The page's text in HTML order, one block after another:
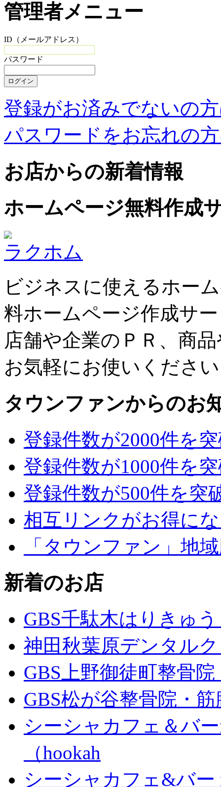
管理者メニュー
ID（メールアドレス）
パスワード
登録がお済みでないの
パスワードをお忘れの
お店からの新着情報
ホームページ無料作成
ラクホム
ビジネスに使えるホー
料ホームページ作成サ
店舗や企業のＰＲ、商
お気軽にお使いくださ
タウンファンからのお
登録件数が2000件を
登録件数が1000件を
登録件数が500件を突
相互リンクがお得に
「タウンファン」地
新着のお店
GBS千駄木はりきゅ
神田秋葉原デンタル
GBS上野御徒町整骨
GBS松が谷整骨院・
シーシャカフェ＆バ
（hookah
シーシャカフェ&バー